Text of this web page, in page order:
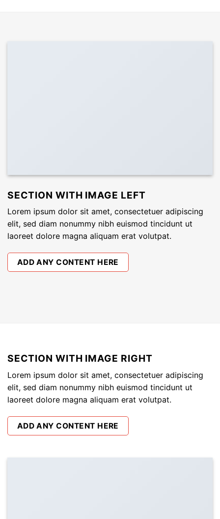
SECTION WITH IMAGE LEFT
Lorem ipsum dolor sit amet, consectetuer adipiscing
elit, sed diam nonummy nibh euismod tincidunt ut
laoreet dolore magna aliquam erat volutpat.
ADD ANY CONTENT HERE
SECTION WITH IMAGE RIGHT
Lorem ipsum dolor sit amet, consectetuer adipiscing
elit, sed diam nonummy nibh euismod tincidunt ut
laoreet dolore magna aliquam erat volutpat.
ADD ANY CONTENT HERE